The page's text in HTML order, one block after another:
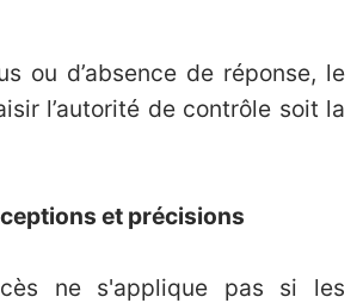
ou d’absence de réponse, le
l’autorité de contrôle soit la
et précisions
ne s'applique pas si les